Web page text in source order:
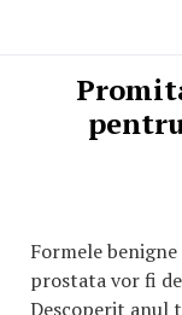
Formele
prostata vor fi
Descoperit anul